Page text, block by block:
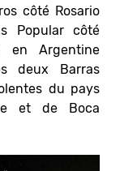
côté Rosario
Popular côté
en Argentine
deux Barras
du pays
et de Boca